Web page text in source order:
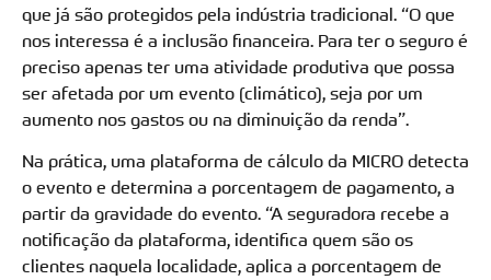
que já são protegidos pela indústria tradicional. “O que
nos interessa é a inclusão financeira. Para ter o seguro é
preciso apenas ter uma atividade produtiva que possa
ser afetada por um evento (climático), seja por um
aumento nos gastos ou na diminuição da renda”.
Na prática, uma plataforma de cálculo da MICRO detecta
o evento e determina a porcentagem de pagamento, a
partir da gravidade do evento. “A seguradora recebe a
notificação da plataforma, identifica quem são os
clientes naquela localidade, aplica a porcentagem de